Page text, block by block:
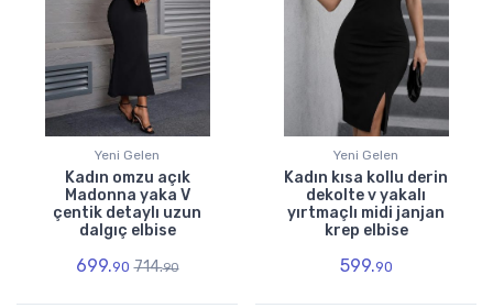
Yeni Gelen
Kadın omzu açık
Madonna yaka V
çentik detaylı uzun
dalgıç elbise
699.90 714.90
Yeni Gelen
Kadın kısa kollu derin
dekolte v yakalı
yırtmaçlı midi janjan
krep elbise
599.90